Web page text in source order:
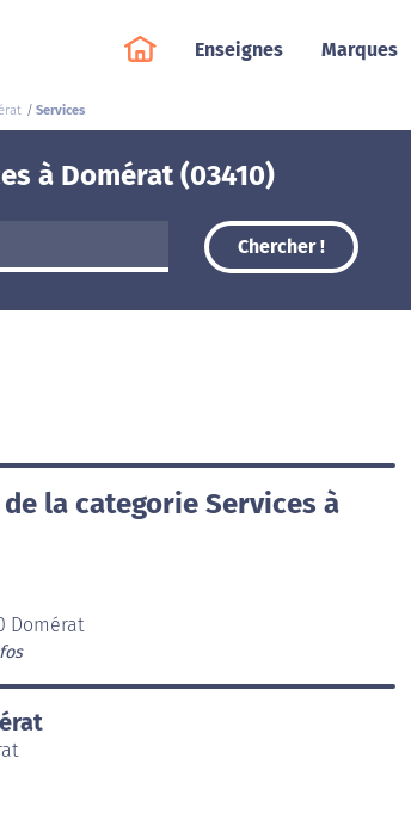
Enseignes Marques
Services
à Domérat (03410)
Chercher !
la categorie Services à
Domérat